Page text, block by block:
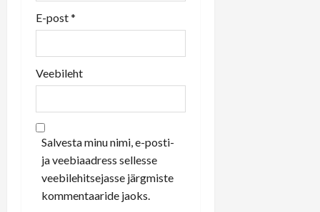
E-post*
Veebileht
Salvesta minu nimi, e-posti-
ja veebiaadress sellesse
veebilehitsejasse järgmiste
kommentaaride jaoks.